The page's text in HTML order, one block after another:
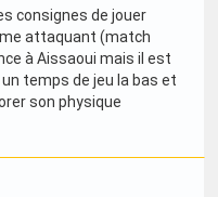
consignes de jouer
attaquant (match
à Aissaoui mais il est
temps de jeu la bas et
son physique